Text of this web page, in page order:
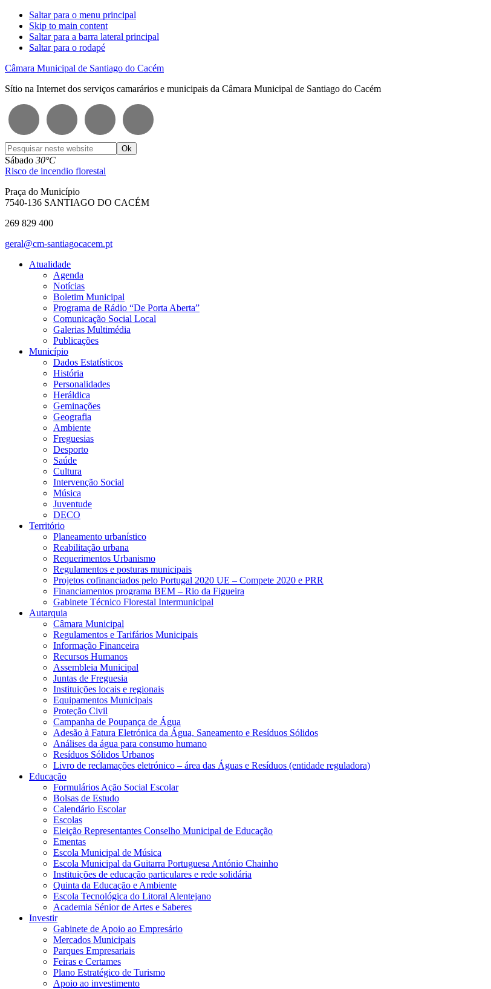
Saltar para o menu principal
Skip to main content
Saltar para a barra lateral principal
Saltar para o rodapé
Câmara Municipal de Santiago do Cacém
Sítio na Internet dos serviços camarários e municipais da Câmara Municipal de Santiago do Cacém
Pesquisar
neste
website
Sábado 30°C
Risco de incendio florestal
Praça do Município
7540-136 SANTIAGO DO CACÉM
269 829 400
geral@cm-santiagocacem.pt
Atualidade
Agenda
Notícias
Boletim Municipal
Programa de Rádio “De Porta Aberta”
Comunicação Social Local
Galerias Multimédia
Publicações
Município
Dados Estatísticos
História
Personalidades
Heráldica
Geminações
Geografia
Ambiente
Freguesias
Desporto
Saúde
Cultura
Intervenção Social
Música
Juventude
DECO
Território
Planeamento urbanístico
Reabilitação urbana
Requerimentos Urbanismo
Regulamentos e posturas municipais
Projetos cofinanciados pelo Portugal 2020 UE – Compete 2020 e PRR
Financiamentos programa BEM – Rio da Figueira
Gabinete Técnico Florestal Intermunicipal
Autarquia
Câmara Municipal
Regulamentos e Tarifários Municipais
Informação Financeira
Recursos Humanos
Assembleia Municipal
Juntas de Freguesia
Instituições locais e regionais
Equipamentos Municipais
Proteção Civil
Campanha de Poupança de Água
Adesão à Fatura Eletrónica da Água, Saneamento e Resíduos Sólidos
Análises da água para consumo humano
Resíduos Sólidos Urbanos
Livro de reclamações eletrónico – área das Águas e Resíduos (entidade reguladora)
Educação
Formulários Ação Social Escolar
Bolsas de Estudo
Calendário Escolar
Escolas
Eleição Representantes Conselho Municipal de Educação
Ementas
Escola Municipal de Música
Escola Municipal da Guitarra Portuguesa António Chainho
Instituições de educação particulares e rede solidária
Quinta da Educação e Ambiente
Escola Tecnológica do Litoral Alentejano
Academia Sénior de Artes e Saberes
Investir
Gabinete de Apoio ao Empresário
Mercados Municipais
Parques Empresariais
Feiras e Certames
Plano Estratégico de Turismo
Apoio ao investimento